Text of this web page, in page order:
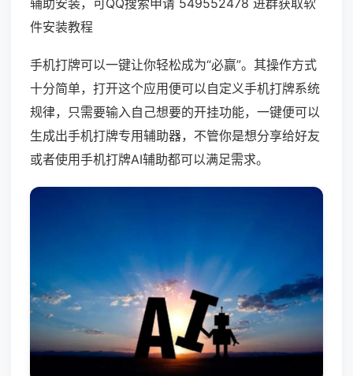
辅助安装，可QQ搜索申请 549552478 进群获取软
件安装教程
手机打牌可以一键让你轻松成为“必赢”。其操作方式
十分简单，打开这个应用便可以自定义手机打牌系统
规律，只需要输入自己想要的开挂功能，一键便可以
生成出手机打牌专用辅助器，不管你是想分享给好友
或者使用手机打牌AI辅助都可以满足需求。